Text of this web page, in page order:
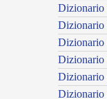
Dizionario
Dizionario
Dizionario
Dizionario
Dizionario
Dizionario